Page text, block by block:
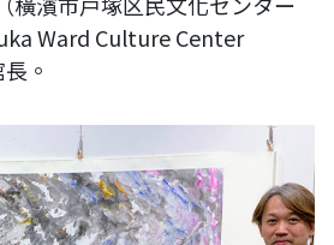
Ward Culture Center
。